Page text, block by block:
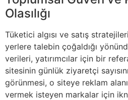
Olasılığı
Tüketici algısı ve satış
yerlere talebin çoğaldığı
verileri, yatırımcılar için bir
sitesinin günlük ziyaretçi
görünmesi, o siteye reklam alanı
vermek isteyen markalar için